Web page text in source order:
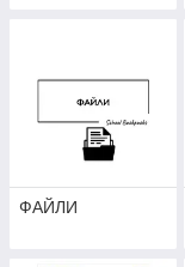
ФАЙЛИ